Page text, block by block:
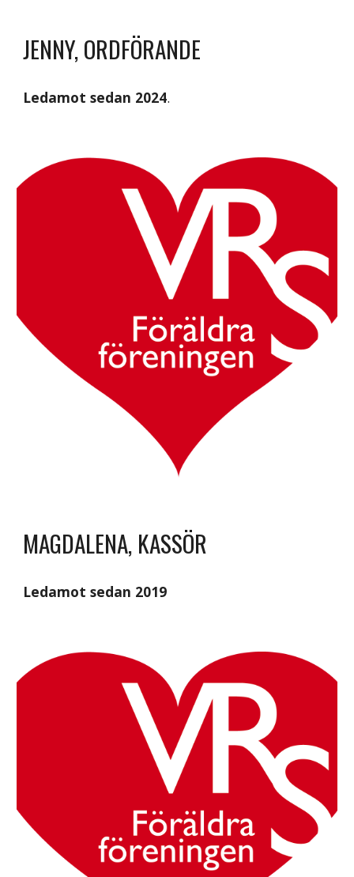
JENNY, ORDFÖRANDE
Ledamot sedan 2024.
MAGDALENA, KASSÖR
Ledamot sedan 2019